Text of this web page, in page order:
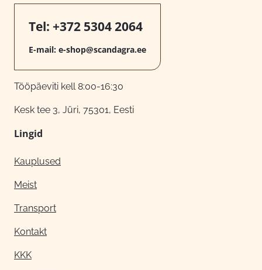
Tel: +372 5304 2064
E-mail: e-shop@scandagra.ee
Tööpäeviti kell 8:00-16:30
Kesk tee 3, Jüri, 75301, Eesti
Lingid
Kauplused
Meist
Transport
Kontakt
KKK